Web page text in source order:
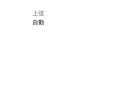
上弦
自動